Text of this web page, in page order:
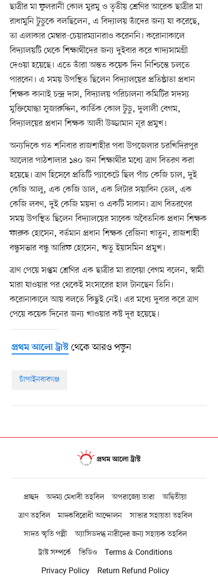
ছাত্রীর মা ফুলরানী কোল মুরমু ও তৃতীয় শ্রেণির আরেক ছাত্রীর মা
রাধামুনি টুডুকে বলছিলেন, এ বিদ্যালয় তাঁদের জন্য যা করেছে,
তা এলাকার মেম্বার-চেয়ারম্যানরাও করেননি। করোনাকালে
বিদ্যালয়টি থেকে শিক্ষার্থীদের জন্য দুইবার করে খাদ্যসামগ্রী
দেওয়া হয়েছে। এতে তাঁরা অন্তত কয়েক দিন নিশ্চিন্তে চলতে
পারবেন। এ সময় উপস্থিত ছিলেন বিদ্যালয়ের প্রতিষ্ঠাতা প্রধান
শিক্ষক কানাই চন্দ্র দাস, বিদ্যালয় পরিচালনা কমিটির সদস্য
মুক্তিযোদ্ধা সুজারুদ্দিন, কার্তিক কোল টুডু, দুলালী বেগম,
বিদ্যালয়ের প্রধান শিক্ষক আলী উজ্জামান নূর প্রমুখ।
অন্যদিকে গত শনিবার রাজশাহীর পবা উপজেলার চরখিদিরপুর
আলোর পাঠশালার ১৪০ জন শিক্ষার্থীর মধ্যে ত্রাণ বিতরণ করা
হয়েছে। ত্রাণ হিসেবে প্রতিটি প্যাকেটে ছিল পাঁচ কেজি চাল, দুই
কেজি আলু, এক কেজি ডাল, এক লিটার সয়াবিন তেল, এক
কেজি লবণ, দুই কেজি ময়দা ও একটি সাবান। ত্রাণ বিতরণের
সময় উপস্থিত ছিলেন বিদ্যালয়ের সাবেক অবৈতনিক প্রধান শিক্ষক
ফারুক হোসেন, বর্তমান প্রধান শিক্ষক রেজিনা খাতুন, রাজশাহী
বন্ধুসভার বন্ধু আরিফ হোসেন, ঋতু ইয়াসমিন প্রমুখ।
ত্রাণ পেয়ে সপ্তম শ্রেণির এক ছাত্রীর মা রাবেয়া বেগম বলেন, স্বামী
মারা যাওয়ার পর থেকেই সংসারের হাল টানছেন তিনি।
করোনাকালে আয় বলতে কিছুই নেই। এর মধ্যে দুবার করে ত্রাণ
পেয়ে কয়েক দিনের জন্য খাওয়ার কষ্ট দূর হয়েছে।
প্রথম আলো ট্রাস্টথেকে আরও পড়ুন
চাঁপাইনবাবগঞ্জ
প্রচ্ছদ অদম্য মেধাবী তহবিল অপরাজেয় তারা
অদ্বিতীয়া
ত্রাণ তহবিল
মাদকবিরোধী আন্দোলন
সাভার সহায়তা তহবিল
সাদত স্মৃতি পল্লী
অ্যাসিডদগ্ধ নারীদের জন্য সহায়ক তহবিল
ট্রাস্ট সম্পর্কে
ভিডিও
Terms & Conditions
Privacy Policy
Return Refund Policy